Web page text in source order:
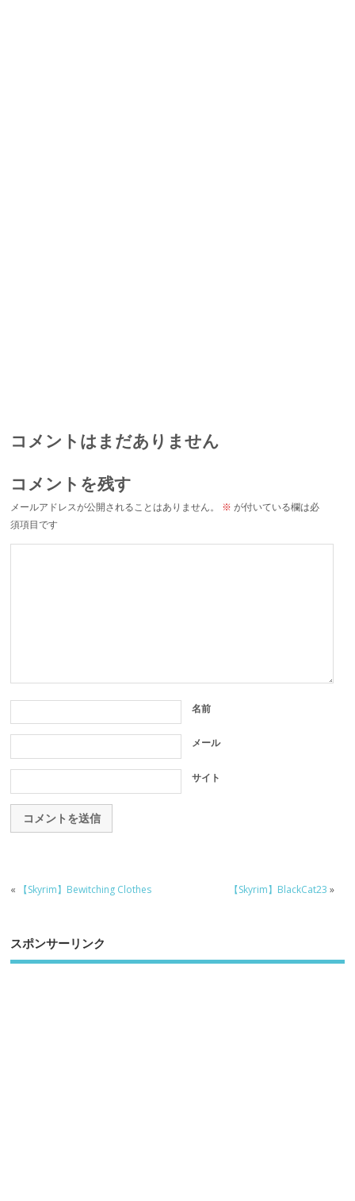
コメントはまだありません
コメントを残す
メールアドレスが公開されることはありません。 ※ が付いている欄は必
須項目です
名前
メール
サイト
« 【Skyrim】Bewitching Clothes 【Skyrim】BlackCat23 »
スポンサーリンク